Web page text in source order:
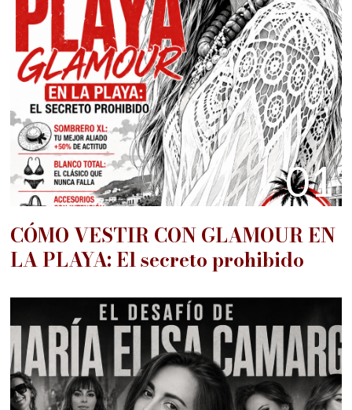
01
CÓMO VESTIR CON GLAMOUR EN
LA PLAYA: El secreto prohibido